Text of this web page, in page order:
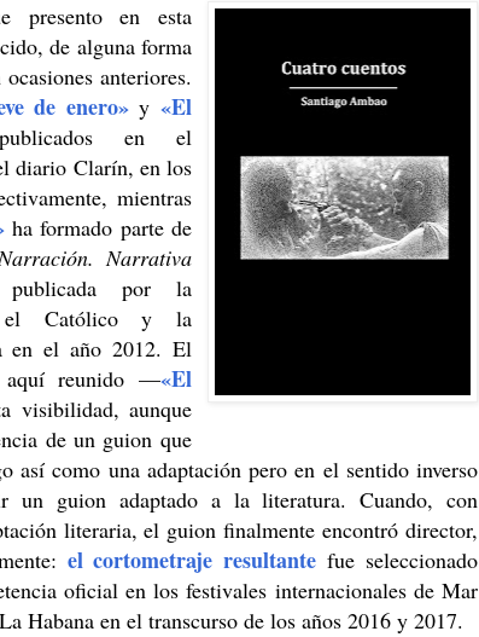
presento en esta
de alguna forma
anteriores.
de enero»y «El
en el
diario Clarín, en los
mientras
ha formado parte de
Narrativa
publicada por la
el Católico y la
en el año 2012. El
reunido —«El
visibilidad, aunque
de un guion que
así como una adaptación pero en el sentido inverso
un guion adaptado a la literatura. Cuando, con
literaria, el guion finalmente encontró director,
el cortometraje resultante fue seleccionado
oficial en los festivales internacionales de Mar
Habana en el transcurso de los años 2016 y 2017.